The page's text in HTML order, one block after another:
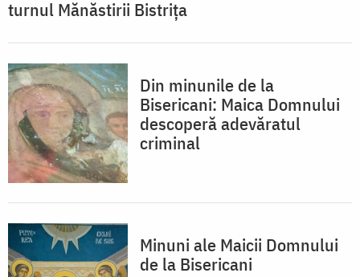
turnul Mănăstirii Bistrița
Din minunile de la
Bisericani: Maica Domnului
descoperă adevăratul
criminal
Minuni ale Maicii Domnului
de la Bisericani